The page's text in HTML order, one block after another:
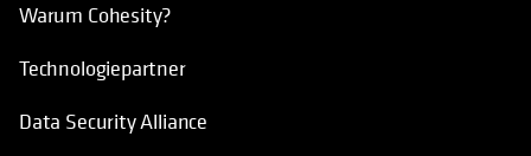
Warum Cohesity?
Technologiepartner
Data Security Alliance